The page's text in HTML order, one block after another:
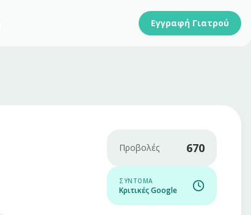
Εγγραφή Γιατρού
Προβολές 670
ΣΎΝΤΟΜΑ
Κριτικές Google